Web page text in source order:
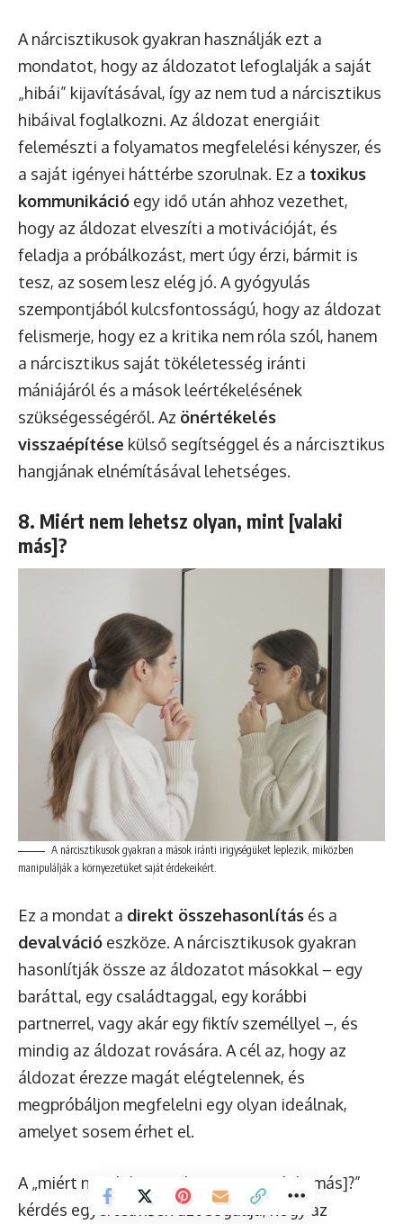
A nárcisztikusok gyakran használják ezt a
mondatot, hogy az áldozatot lefoglalják a saját
„hibái” kijavításával, így az nem tud a nárcisztikus
hibáival foglalkozni. Az áldozat energiáit
felemészti a folyamatos megfelelési kényszer, és
a saját igényei háttérbe szorulnak. Ez a toxikus
kommunikáció egy idő után ahhoz vezethet,
hogy az áldozat elveszíti a motivációját, és
feladja a próbálkozást, mert úgy érzi, bármit is
tesz, az sosem lesz elég jó. A gyógyulás
szempontjából kulcsfontosságú, hogy az áldozat
felismerje, hogy ez a kritika nem róla szól, hanem
a nárcisztikus saját tökéletesség iránti
mániájáról és a mások leértékelésének
szükségességéről. Az önértékelés
visszaépítése külső segítséggel és a nárcisztikus
hangjának elnémításával lehetséges.
8. Miért nem lehetsz olyan, mint [valaki
más]?
A nárcisztikusok gyakran a mások iránti irigységüket leplezik, miközben
manipulálják a környezetüket saját érdekeikért.
Ez a mondat a direkt összehasonlítás és a
devalváció eszköze. A nárcisztikusok gyakran
hasonlítják össze az áldozatot másokkal – egy
baráttal, egy családtaggal, egy korábbi
partnerrel, vagy akár egy fiktív személlyel –, és
mindig az áldozat rovására. A cél az, hogy az
áldozat érezze magát elégtelennek, és
megpróbáljon megfelelni egy olyan ideálnak,
amelyet sosem érhet el.
A „miért nem lehetsz olyan, mint [valaki más]?”
kérdés egyértelműen azt sugallja, hogy az